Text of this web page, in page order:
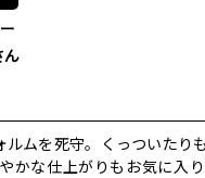
ん
ムを死守。くっついたり
かな仕上がりもお気に入